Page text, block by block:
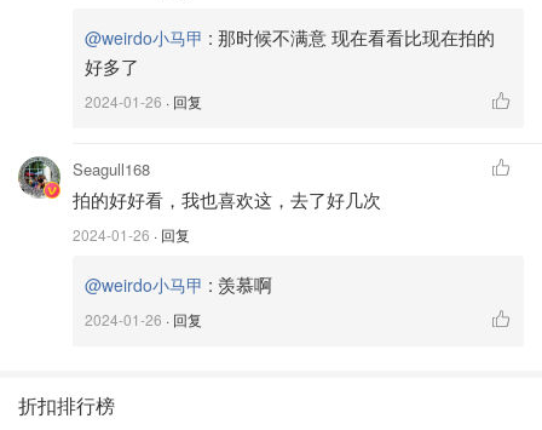
@weirdo小马甲 : 那时候不满意 现在看看比现在拍的
好多了
2024-01-26 · 回复
Seagull168
拍的好好看，我也喜欢这，去了好几次
2024-01-26 · 回复
@weirdo小马甲 : 羡慕啊
2024-01-26 · 回复
折扣排行榜